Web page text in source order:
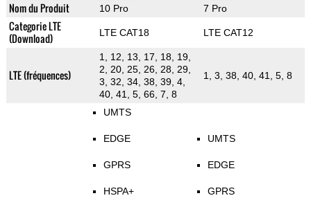
Nom du Produit 10 Pro 7 Pro
Categorie LTE
(Download)
LTE CAT18 LTE CAT12
LTE (fréquences)
1, 12, 13, 17, 18, 19,
2, 20, 25, 26, 28, 29,
3, 32, 34, 38, 39, 4,
40, 41, 5, 66, 7, 8
1, 3, 38, 40, 41, 5, 8
UMTS
EDGE
GPRS
HSPA+
UMTS
EDGE
GPRS